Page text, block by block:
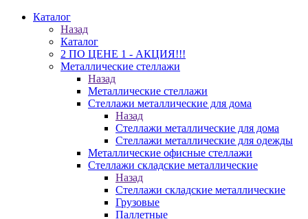
Каталог
Назад
Каталог
2 ПО ЦЕНЕ 1 - АКЦИЯ!!!
Металлические стеллажи
Назад
Металлические стеллажи
Стеллажи металлические для дома
Назад
Стеллажи металлические для дома
Стеллажи металлические для одежды
Металлические офисные стеллажи
Стеллажи складские металлические
Назад
Стеллажи складские металлические
Грузовые
Паллетные